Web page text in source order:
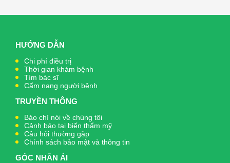
HƯỚNG DẪN
Chi phí điều trị
Thời gian khám bệnh
Tìm bác sĩ
Cẩm nang người bệnh
TRUYỀN THÔNG
Báo chí nói về chúng tôi
Cảnh báo tai biến thẩm mỹ
Câu hỏi thường gặp
Chính sách bảo mật và thông tin
GÓC NHÂN ÁI